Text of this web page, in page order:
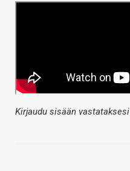
Kirjaudu sisään vastataksesi